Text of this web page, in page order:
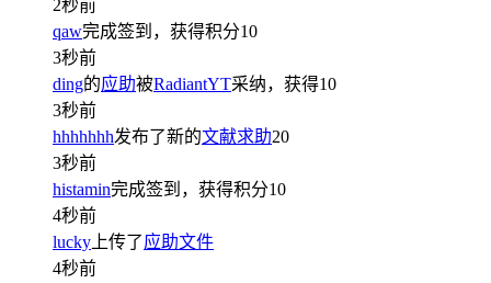
2秒前
qaw完成签到，获得积分10
3秒前
ding的应助被RadiantYT采纳，获得10
3秒前
hhhhhhh发布了新的文献求助20
3秒前
histamin完成签到，获得积分10
4秒前
lucky 上传了应助文件
4秒前